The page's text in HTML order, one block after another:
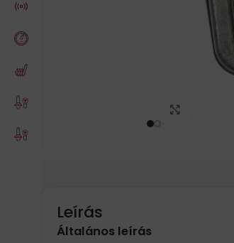
Leírás
Általános leírás